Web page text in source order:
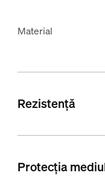
Material
Rezistență
Protecția